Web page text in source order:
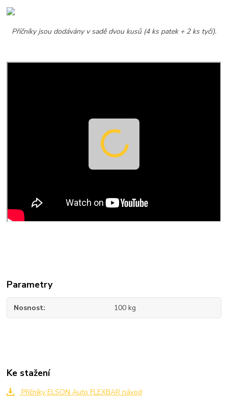
Příčníky jsou dodávány v sadě dvou kusů (4 ks patek + 2 ks tyčí).
Parametry
Nosnost 100 kg
Ke stažení
Příčníky ELSON Auto FLEXBAR návod